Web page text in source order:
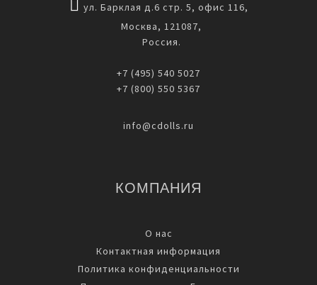
ул. Барклая д.6 стр. 5, офис 116,
Москва, 121087,
Россия.
+7 (495) 540 5027
+7 (800) 550 5367
info@cdolls.ru
КОМПАНИЯ
О нас
Контактная информация
Политика конфиденциальности